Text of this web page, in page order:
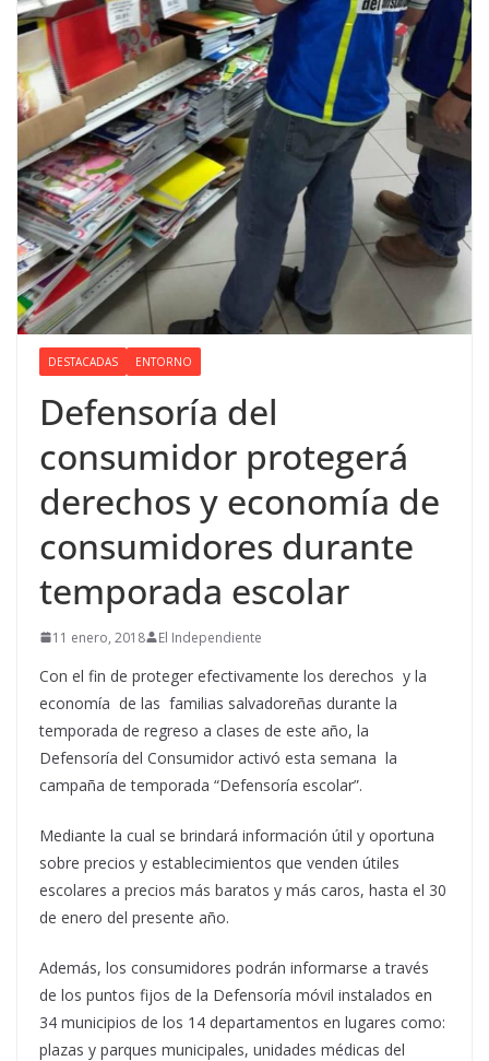
DESTACADAS ENTORNO
Defensoría del
consumidor protegerá
derechos y economía de
consumidores durante
temporada escolar
11 enero, 2018 El Independiente
Con el fin de proteger efectivamente los derechos y la
economía de las familias salvadoreñas durante la
temporada de regreso a clases de este año, la
Defensoría del Consumidor activó esta semana la
campaña de temporada “Defensoría escolar”.
Mediante la cual se brindará información útil y oportuna
sobre precios y establecimientos que venden útiles
escolares a precios más baratos y más caros, hasta el 30
de enero del presente año.
Además, los consumidores podrán informarse a través
de los puntos fijos de la Defensoría móvil instalados en
34 municipios de los 14 departamentos en lugares como:
plazas y parques municipales, unidades médicas del